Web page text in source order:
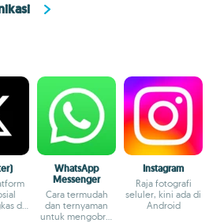
di
WhatsApp
Messenger
Cara termudah
dan ternyaman
untuk mengobrol
Instagram
Raja fotografi
seluler, kini ada di
Android